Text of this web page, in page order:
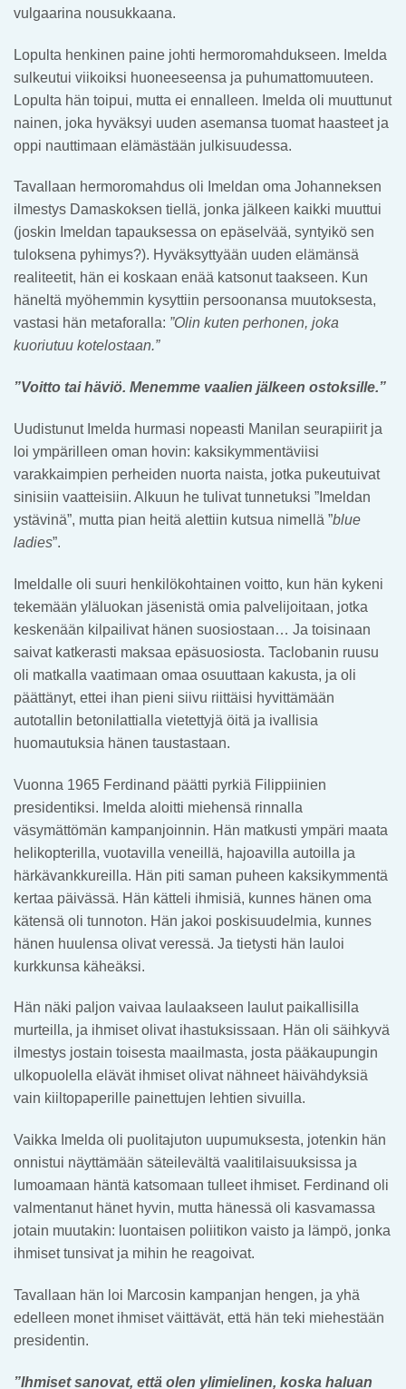
vulgaarina nousukkaana.
Lopulta henkinen paine johti hermoromahdukseen. Imelda
sulkeutui viikoiksi huoneeseensa ja puhumattomuuteen.
Lopulta hän toipui, mutta ei ennalleen. Imelda oli muuttunut
nainen, joka hyväksyi uuden asemansa tuomat haasteet ja
oppi nauttimaan elämästään julkisuudessa.
Tavallaan hermoromahdus oli Imeldan oma Johanneksen
ilmestys Damaskoksen tiellä, jonka jälkeen kaikki muuttui
(joskin Imeldan tapauksessa on epäselvää, syntyikö sen
tuloksena pyhimys?). Hyväksyttyään uuden elämänsä
realiteetit, hän ei koskaan enää katsonut taakseen. Kun
häneltä myöhemmin kysyttiin persoonansa muutoksesta,
vastasi hän metaforalla: ”Olin kuten perhonen, joka
kuoriutuu kotelostaan.”
”Voitto tai häviö. Menemme vaalien jälkeen ostoksille.”
Uudistunut Imelda hurmasi nopeasti Manilan seurapiirit ja
loi ympärilleen oman hovin: kaksikymmentäviisi
varakkaimpien perheiden nuorta naista, jotka pukeutuivat
sinisiin vaatteisiin. Alkuun he tulivat tunnetuksi ”Imeldan
ystävinä”, mutta pian heitä alettiin kutsua nimellä ”blue
ladies”.
Imeldalle oli suuri henkilökohtainen voitto, kun hän kykeni
tekemään yläluokan jäsenistä omia palvelijoitaan, jotka
keskenään kilpailivat hänen suosiostaan… Ja toisinaan
saivat katkerasti maksaa epäsuosiosta. Taclobanin ruusu
oli matkalla vaatimaan omaa osuuttaan kakusta, ja oli
päättänyt, ettei ihan pieni siivu riittäisi hyvittämään
autotallin betonilattialla vietettyjä öitä ja ivallisia
huomautuksia hänen taustastaan.
Vuonna 1965 Ferdinand päätti pyrkiä Filippiinien
presidentiksi. Imelda aloitti miehensä rinnalla
väsymättömän kampanjoinnin. Hän matkusti ympäri maata
helikopterilla, vuotavilla veneillä, hajoavilla autoilla ja
härkävankkureilla. Hän piti saman puheen kaksikymmentä
kertaa päivässä. Hän kätteli ihmisiä, kunnes hänen oma
kätensä oli tunnoton. Hän jakoi poskisuudelmia, kunnes
hänen huulensa olivat veressä. Ja tietysti hän lauloi
kurkkunsa käheäksi.
Hän näki paljon vaivaa laulaakseen laulut paikallisilla
murteilla, ja ihmiset olivat ihastuksissaan. Hän oli säihkyvä
ilmestys jostain toisesta maailmasta, josta pääkaupungin
ulkopuolella elävät ihmiset olivat nähneet häivähdyksiä
vain kiiltopaperille painettujen lehtien sivuilla.
Vaikka Imelda oli puolitajuton uupumuksesta, jotenkin hän
onnistui näyttämään säteilevältä vaalitilaisuuksissa ja
lumoamaan häntä katsomaan tulleet ihmiset. Ferdinand oli
valmentanut hänet hyvin, mutta hänessä oli kasvamassa
jotain muutakin: luontaisen poliitikon vaisto ja lämpö, jonka
ihmiset tunsivat ja mihin he reagoivat.
Tavallaan hän loi Marcosin kampanjan hengen, ja yhä
edelleen monet ihmiset väittävät, että hän teki miehestään
presidentin.
”Ihmiset sanovat, että olen ylimielinen, koska haluan